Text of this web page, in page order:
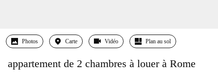
Photos Carte Vidéo Plan au sol
appartement de 2 chambres à louer à Rome